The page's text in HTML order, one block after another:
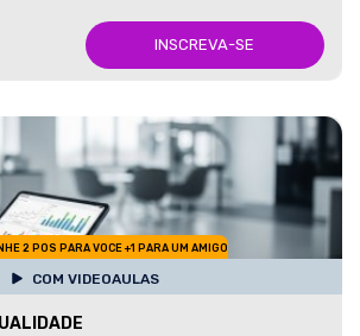
INSCREVA-SE
2 POS PARA VOCE +1 PARA UM AMIGO
COM VIDEOAULAS